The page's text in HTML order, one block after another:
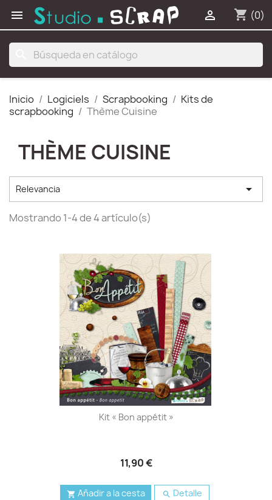
 shopping_cart (0)

Inicio Logiciels Scrapbooking
Kits de
scrapbooking
Thème Cuisine
THÈME CUISINE
Relevancia 
Mostrando 1-4 de 4 artículo(s)
Kit « Bon appétit »
11,90 €
 Añadir a la cesta  Detalle